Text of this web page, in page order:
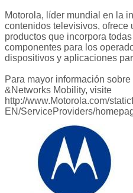
Motorola, líder mundial en la
contenidos televisivos, ofrece
productos que incorpora
componentes para los
dispositivos y aplicaciones
Para mayor información
&Networks Mobility, visite
http://www.Motorola.com/
EN/ServiceProviders/